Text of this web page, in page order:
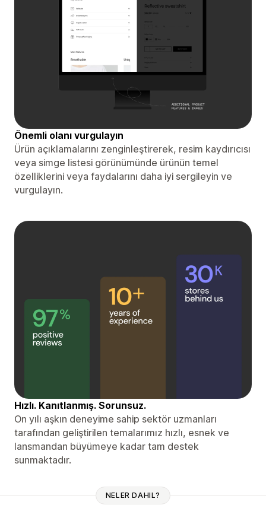
Önemli olanı vurgulayın
Ürün açıklamalarını zenginleştirerek, resim kaydırıcısı
veya simge listesi görünümünde ürünün temel
özelliklerini veya faydalarını daha iyi sergileyin ve
vurgulayın.
Hızlı. Kanıtlanmış. Sorunsuz.
On yılı aşkın deneyime sahip sektör uzmanları
tarafından geliştirilen temalarımız hızlı, esnek ve
lansmandan büyümeye kadar tam destek
sunmaktadır.
NELER DAHIL?